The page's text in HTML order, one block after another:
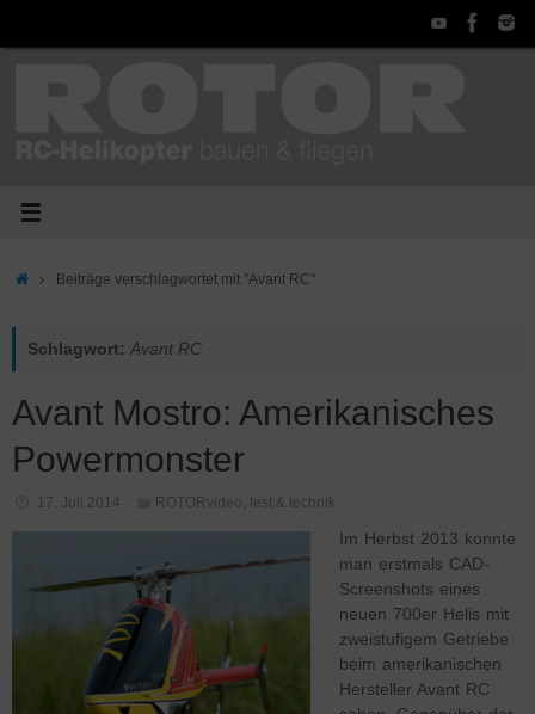
StartBeiträge verschlagwortet mit "Avant RC"
Schlagwort: Avant RC
Avant Mostro: Amerikanisches
Powermonster
17. Juli 2014 ROTORvideo, test & technik
Im Herbst 2013 konnte
man erstmals CAD-
Screenshots eines
neuen 700er Helis mit
zweistufigem Getriebe
beim amerikanischen
Hersteller Avant RC